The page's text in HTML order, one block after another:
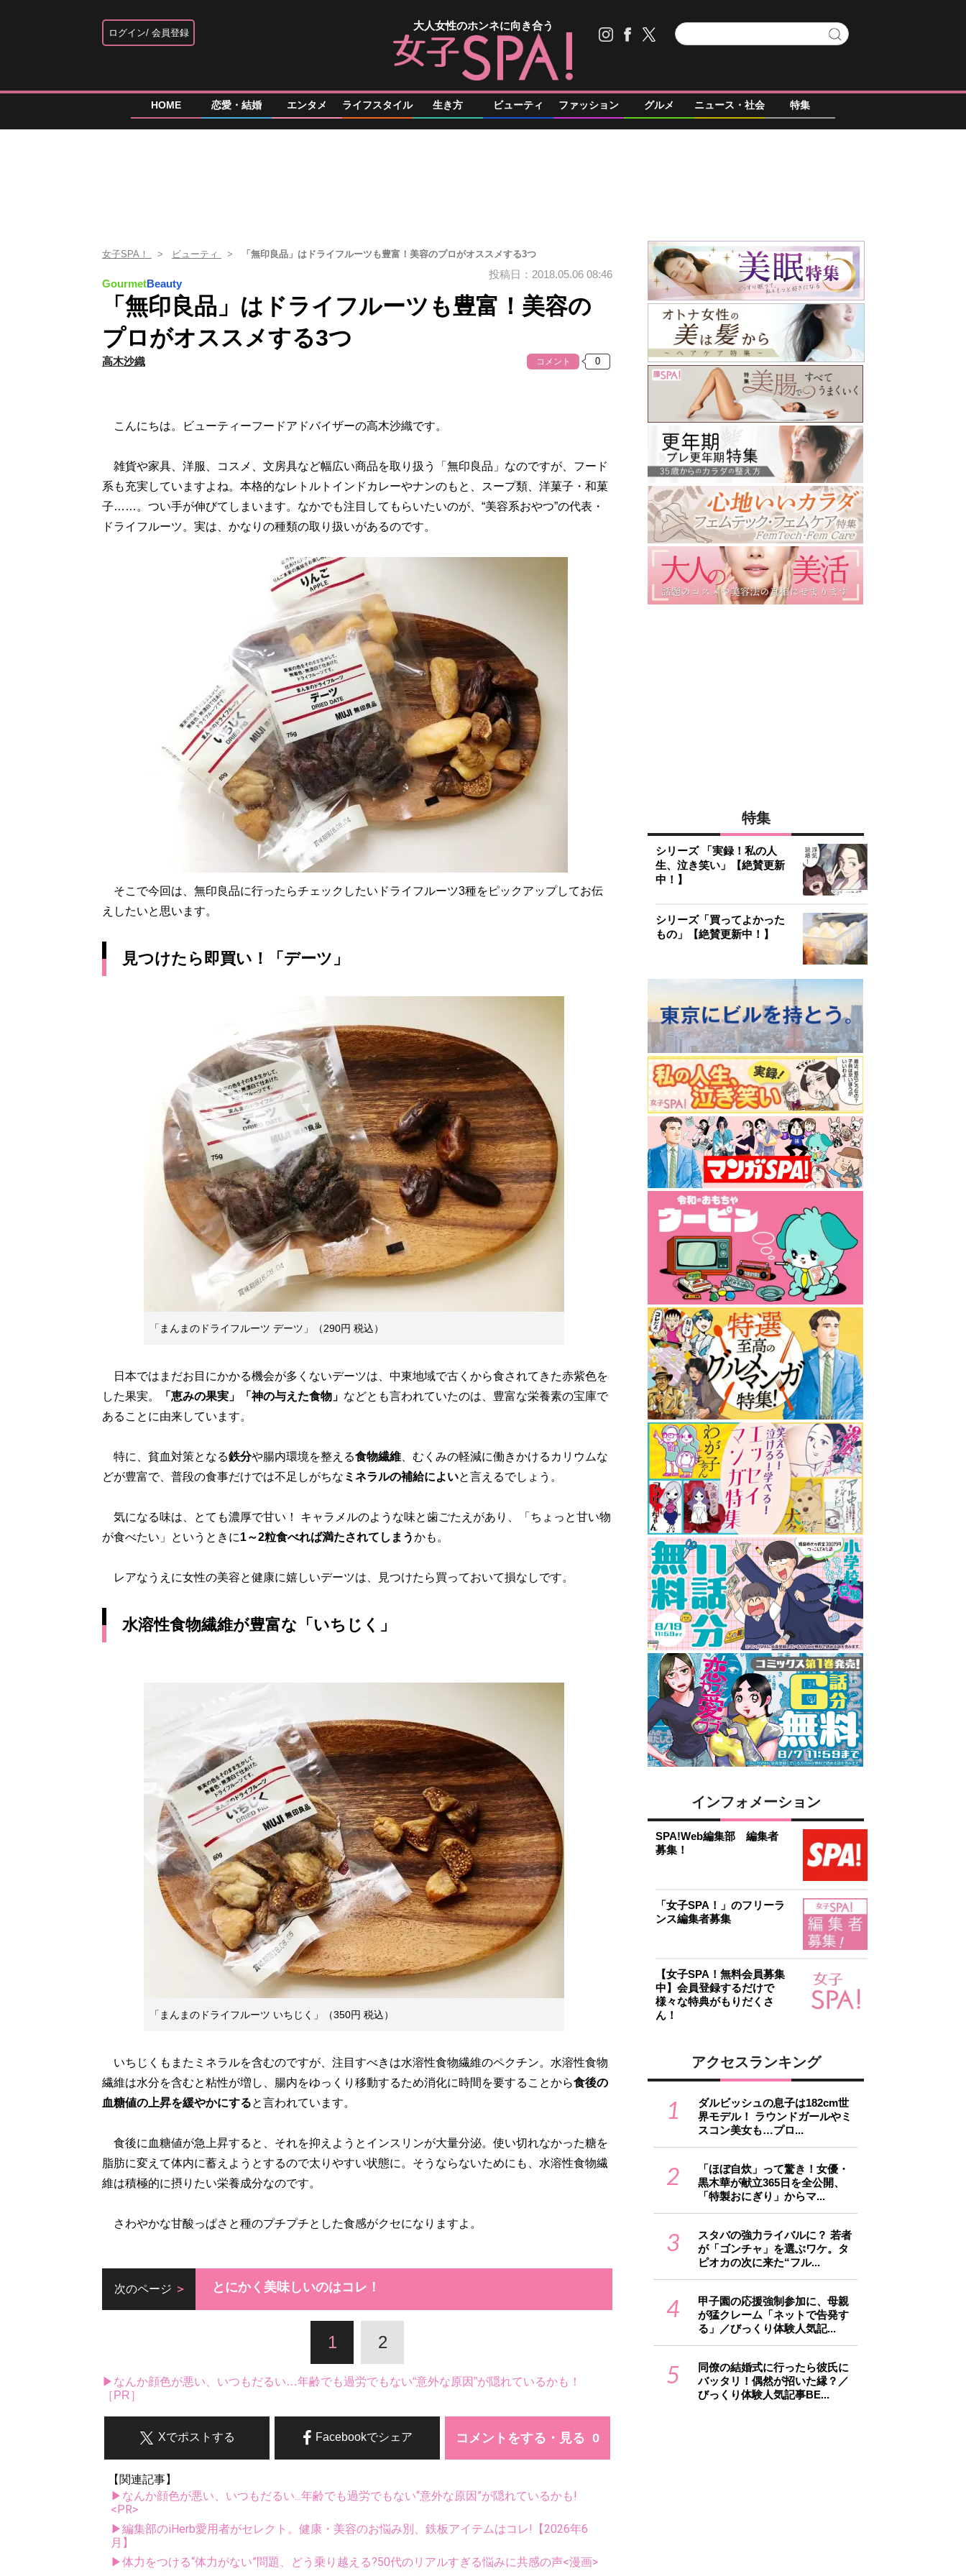
ログイン 会員登録
大人女性のホンネに向き合う
HOME 恋愛・結婚 エンタメ ライフスタイル 生き方 ビューティ ファッション グルメ ニュース・社会 特集
女子SPA！ ビューティ 「無印良品」はドライフルーツも豊富！美容のプロがオススメする3つ
GourmetBeauty
投稿日：2018.05.06 08:46
「無印良品」はドライフルーツも豊富！美容の
プロがオススメする3つ
高木沙織 コメント
こんにちは。ビューティーフードアドバイザーの高木沙織です。
雑貨や家具、洋服、コスメ、文房具など幅広い商品を取り扱う「無印良品」なのですが、フード
系も充実していますよね。本格的なレトルトインドカレーやナンのもと、スープ類、洋菓子・和菓
子……。つい手が伸びてしまいます。なかでも注目してもらいたいのが、“美容系おやつ”の代表・
ドライフルーツ。実は、かなりの種類の取り扱いがあるのです。
そこで今回は、無印良品に行ったらチェックしたいドライフルーツ3種をピックアップしてお伝
えしたいと思います。
見つけたら即買い！「デーツ」
「まんまのドライフルーツ デーツ」（290円 税込）
日本ではまだお目にかかる機会が多くないデーツは、中東地域で古くから食されてきた赤紫色を
した果実。
「恵みの果実」「神の与えた食物」 などとも言われていたのは、豊富な栄養素の宝庫で
あることに由来しています。
特に、貧血対策となる鉄分や腸内環境を整える食物繊維 、むくみの軽減に働きかけるカリウムな
どが豊富で、普段の食事だけでは不足しがちな ミネラルの補給によいと言えるでしょう。
気になる味は、とても濃厚で甘い！ キャラメルのような味と歯ごたえがあり、「ちょっと甘い物
が食べたい」というときに1～2粒食べれば満たされてしまうかも。
レアなうえに女性の美容と健康に嬉しいデーツは、見つけたら買っておいて損なしです。
水溶性食物繊維が豊富な「いちじく」
「まんまのドライフルーツ いちじく」（350円 税込）
いちじくもまたミネラルを含むのですが、注目すべきは水溶性食物繊維のペクチン。水溶性食物
繊維は水分を含むと粘性が増し、腸内をゆっくり移動するため消化に時間を要することから食後の
血糖値の上昇を緩やかにすると言われています。
食後に血糖値が急上昇すると、それを抑えようとインスリンが大量分泌。使い切れなかった糖を
脂肪に変えて体内に蓄えようとするので太りやすい状態に。そうならないためにも、水溶性食物繊
維は積極的に摂りたい栄養成分なのです。
さわやかな甘酸っぱさと種のプチプチとした食感がクセになりますよ。
次のページ とにかく美味しいのはコレ！
1 2
▶なんか顔色が悪い、いつもだるい…年齢でも過労でもない“意外な原因”が隠れているかも！
［PR］
コメントをする・見る
Facebookでシェア
Xでポストする
【関連記事】
▶なんか顔色が悪い、いつもだるい...年齢でも過労でもない“意外な原因”が隠れているかも!
<PR>
▶編集部のiHerb愛用者がセレクト。健康・美容のお悩み別、鉄板アイテムはコレ!【2026年6
月】
▶体力をつける“体力がない”問題、どう乗り越える?50代のリアルすぎる悩みに共感の声<漫画>
特集
シリーズ 「実録！私の人
生、泣き笑い」【絶賛更新
中！】
シリーズ「買ってよかった
もの」【絶賛更新中！】
インフォメーション
SPA!Web編集部 編集者
募集！
「女子SPA！」のフリーラ
ンス編集者募集
【女子SPA！無料会員募集
中】会員登録するだけで
様々な特典がもりだくさ
ん！
アクセスランキング
1
ダルビッシュの息子は182cm世
界モデル！ ラウンドガールやミ
スコン美女も…プロ...
2
「ほぼ自炊」って驚き！女優・
黒木華が献立365日を全公開、
「特製おにぎり」からマ...
3
スタバの強力ライバルに？ 若者
が「ゴンチャ」を選ぶワケ。タ
ピオカの次に来た“フル...
4
甲子園の応援強制参加に、母親
が猛クレーム「ネットで告発す
る」／びっくり体験人気記...
5
同僚の結婚式に行ったら彼氏に
バッタリ！偶然が招いた縁？／
びっくり体験人気記事BE...